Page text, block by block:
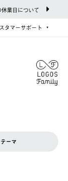
業日について
タマーサポート
テーマ